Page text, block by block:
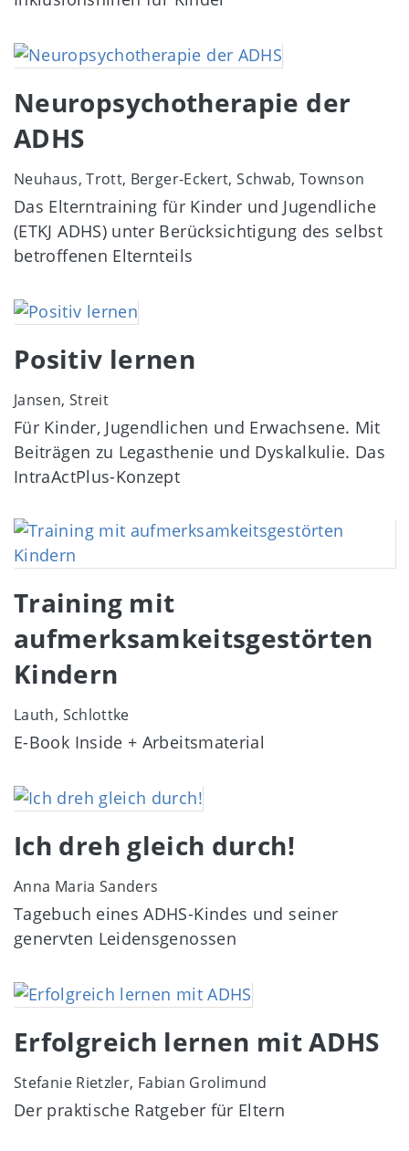
Image
Neuropsychotherapie der
ADHS
Neuhaus, Trott, Berger-Eckert, Schwab, Townson
Das Elterntraining für Kinder und Jugendliche
(ETKJ ADHS) unter Berücksichtigung des selbst
betroffenen Elternteils
Image
Positiv lernen
Jansen, Streit
Für Kinder, Jugendlichen und Erwachsene. Mit
Beiträgen zu Legasthenie und Dyskalkulie. Das
IntraActPlus-Konzept
Image
Training mit
aufmerksamkeitsgestörten
Kindern
Lauth, Schlottke
E-Book Inside + Arbeitsmaterial
Image
Ich dreh gleich durch!
Anna Maria Sanders
Tagebuch eines ADHS-Kindes und seiner
genervten Leidensgenossen
Image
Erfolgreich lernen mit ADHS
Stefanie Rietzler, Fabian Grolimund
Der praktische Ratgeber für Eltern